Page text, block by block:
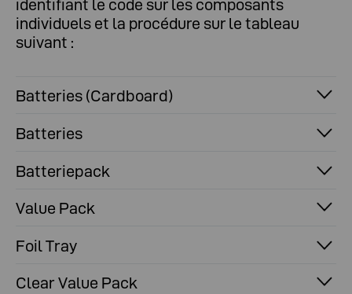
identifiant le code sur les composants
individuels et la procédure sur le tableau
suivant :
Batteries (Cardboard)
Batteries
Batteriepack
Value Pack
Foil Tray
Clear Value Pack